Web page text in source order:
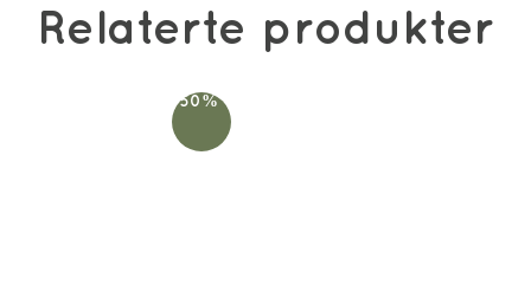
Relaterte produkter
-50%